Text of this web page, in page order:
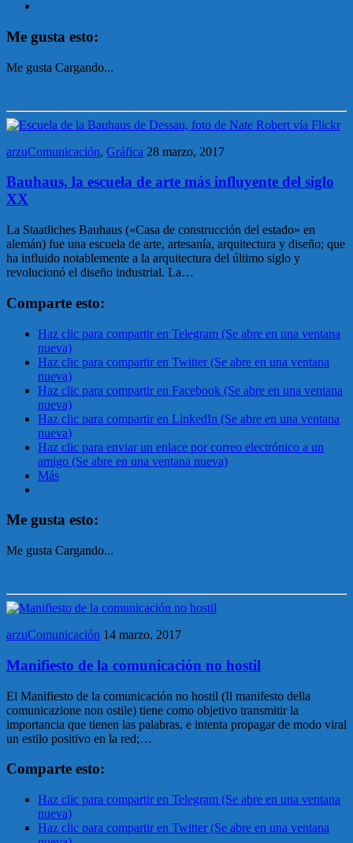
Me gusta esto:
Me gusta Cargando...
arzuComunicación, Gráfica 28 marzo, 2017
Bauhaus, la escuela de arte más influyente del siglo
XX
La Staatliches Bauhaus («Casa de construcción del estado» en
alemán) fue una escuela de arte, artesanía, arquitectura y diseño; que
ha influido notablemente a la arquitectura del último siglo y
revolucionó el diseño industrial. La…
Comparte esto:
Haz clic para compartir en Telegram (Se abre en una ventana
nueva)
Haz clic para compartir en Twitter (Se abre en una ventana
nueva)
Haz clic para compartir en Facebook (Se abre en una ventana
nueva)
Haz clic para compartir en LinkedIn (Se abre en una ventana
nueva)
Haz clic para enviar un enlace por correo electrónico a un
amigo (Se abre en una ventana nueva)
Más
Me gusta esto:
Me gusta Cargando...
arzuComunicación 14 marzo, 2017
Manifiesto de la comunicación no hostil
El Manifiesto de la comunicación no hostil (Il manifesto della
comunicazione non ostile) tiene como objetivo transmitir la
importancia que tienen las palabras, e intenta propagar de modo viral
un estilo positivo en la red;…
Comparte esto:
Haz clic para compartir en Telegram (Se abre en una ventana
nueva)
Haz clic para compartir en Twitter (Se abre en una ventana